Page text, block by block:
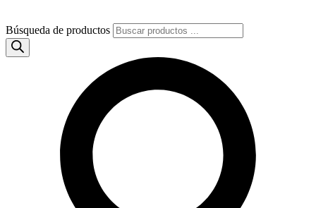
Búsqueda de productos